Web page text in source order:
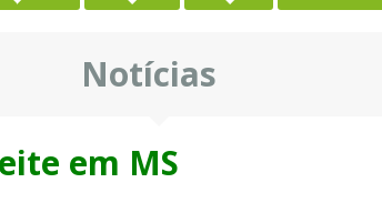
Notícias
em MS